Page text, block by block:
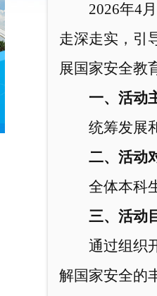
2026年4
走深走实，引
展国家安全教
一、活动
统筹发展
二、活动
全体本科
三、活动
通过组织
解国家安全的